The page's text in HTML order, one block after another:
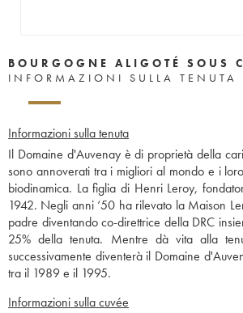
BOURGOGNE ALIGOTÉ SOUS
INFORMAZIONI SULLA TENUTA
Informazioni sulla tenuta
Il Domaine d'Auvenay è di proprietà della
sono annoverati tra i migliori al mondo e i
biodinamica. La figlia di Henri Leroy,
1942. Negli anni ‘50 ha rilevato la Maison
padre diventando co-direttrice della DRC
25% della tenuta. Mentre dà vita alla
successivamente diventerà il Domaine
tra il 1989 e il 1995.
Informazioni sulla cuvée